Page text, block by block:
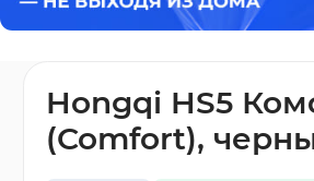
Hongqi HS5
(Comfort),